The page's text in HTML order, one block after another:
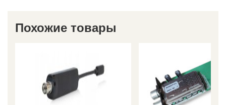
Похожие товары